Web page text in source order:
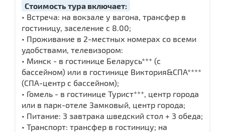
Стоимость тура включает:
• Встреча: на вокзале у вагона, трансфер в
гостиницу, заселение с 8.00;
• Проживание в 2-местных номерах со всеми
удобствами, телевизором:
• Минск - в гостинице Беларусь*** (с
бассейном) или в гостинице Виктория&СПА****
(СПА-центр с бассейном);
• Гомель - в гостинице Турист***, центр города
или в парк-отеле Замковый, центр города;
• Питание: 3 завтрака шведский стол + 3 обеда;
• Транспорт: трансфер в гостиницу; на